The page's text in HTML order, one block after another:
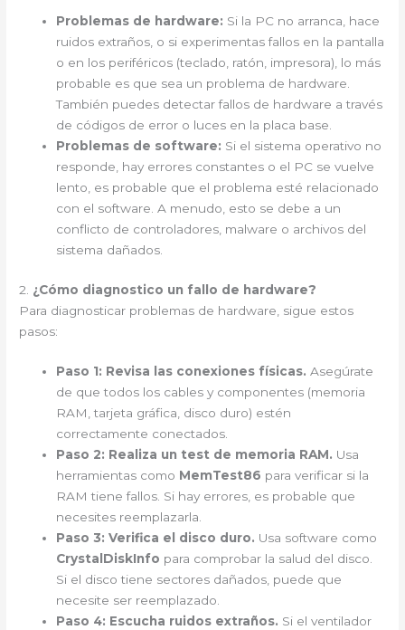
Problemas de hardware: Si la PC no arranca, hace
ruidos extraños, o si experimentas fallos en la pantalla
o en los periféricos (teclado, ratón, impresora), lo más
probable es que sea un problema de hardware.
También puedes detectar fallos de hardware a través
de códigos de error o luces en la placa base.
Problemas de software: Si el sistema operativo no
responde, hay errores constantes o el PC se vuelve
lento, es probable que el problema esté relacionado
con el software. A menudo, esto se debe a un
conflicto de controladores, malware o archivos del
sistema dañados.
2. ¿Cómo diagnostico un fallo de hardware?
Para diagnosticar problemas de hardware, sigue estos
pasos:
Paso 1: Revisa las conexiones físicas. Asegúrate
de que todos los cables y componentes (memoria
RAM, tarjeta gráfica, disco duro) estén
correctamente conectados.
Paso 2: Realiza un test de memoria RAM. Usa
herramientas como MemTest86 para verificar si la
RAM tiene fallos. Si hay errores, es probable que
necesites reemplazarla.
Paso 3: Verifica el disco duro. Usa software como
CrystalDiskInfo para comprobar la salud del disco.
Si el disco tiene sectores dañados, puede que
necesite ser reemplazado.
Paso 4: Escucha ruidos extraños. Si el ventilador